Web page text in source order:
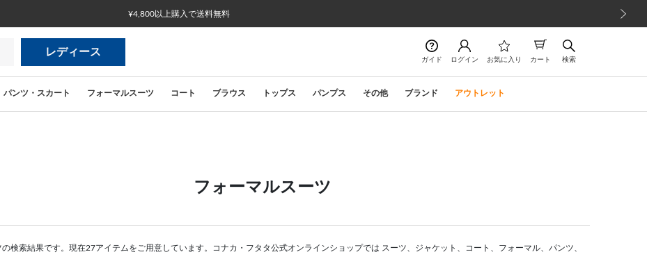
¥4,800以上購入で送料無料
レディース
ガイド ログイン お気に入り カート 検索
パンツ・スカート フォーマルスーツ コート ブラウス トップス パンプス その他 ブランド アウトレット
フォーマルスーツ
検索結果です。現在27アイテムをご用意しています。コナカ・フタタ公式オンラインショップでは スーツ、ジャケット、コート、フォーマル、パンツ、